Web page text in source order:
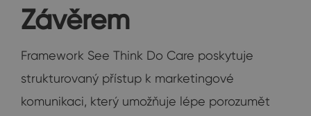
Závěrem
Framework See Think Do Care poskytuje
strukturovaný přístup k marketingové
komunikaci, který umožňuje lépe porozumět